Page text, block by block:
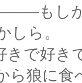
、
しら。
残さ
ら狼に